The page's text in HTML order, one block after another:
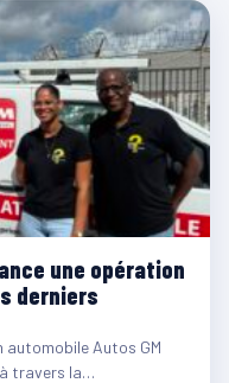
une opération
derniers
automobile Autos GM
travers la…